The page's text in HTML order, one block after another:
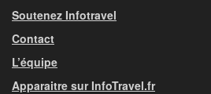
Soutenez Infotravel
Contact
L’équipe
Apparaitre sur InfoTravel.fr